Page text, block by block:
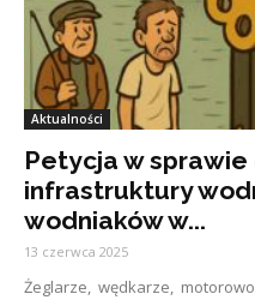
Aktualności
Petycja w
infrastruktury
wodniaków w...
13 czerwca 2025
Żeglarze, wędkarze,